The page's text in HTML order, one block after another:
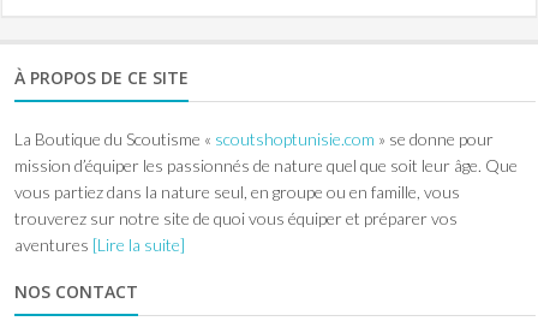
À PROPOS DE CE SITE
La Boutique du Scoutisme « scoutshoptunisie.com » se donne pour
mission d’équiper les passionnés de nature quel que soit leur âge. Que
vous partiez dans la nature seul, en groupe ou en famille, vous
trouverez sur notre site de quoi vous équiper et préparer vos
aventures [Lire la suite]
NOS CONTACT